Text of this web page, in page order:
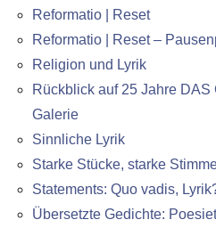
Reformatio | Reset
Reformatio | Reset –
Religion und Lyrik
Rückblick auf 25 Jahre DAS
Galerie
Sinnliche Lyrik
Starke Stücke, starke
Statements: Quo vadis,
Übersetzte Gedichte: